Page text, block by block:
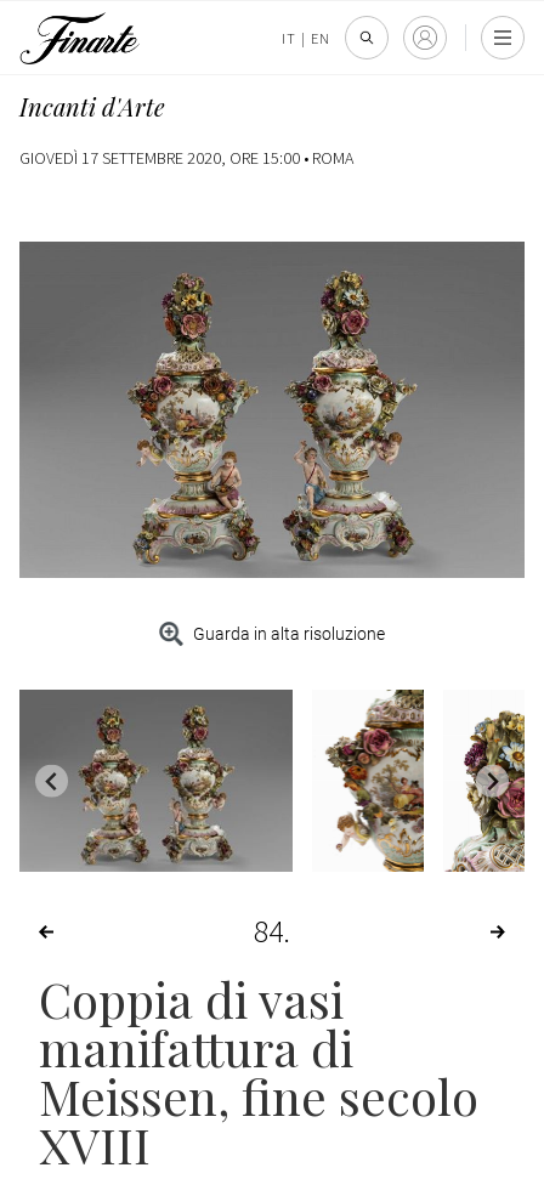
IT | EN
Incanti d'Arte
GIOVEDÌ 17 SETTEMBRE 2020, ORE 15:00 • ROMA
Guarda in alta risoluzione
84
Coppia di vasi
manifattura di
Meissen, fine secolo
XVIII